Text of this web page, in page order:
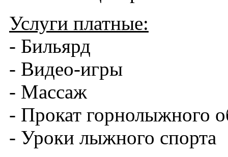
Услуги платные:
- Бильярд
- Видео-игры
- Массаж
- Прокат горнолыжного
- Уроки лыжного спорта